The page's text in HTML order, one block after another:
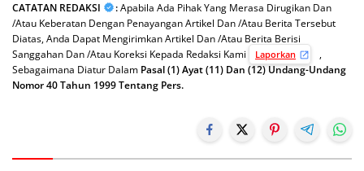
CATATAN REDAKSI :Apabila Ada Pihak Yang Merasa Dirugikan Dan
/Atau Keberatan Dengan Penayangan Artikel Dan /Atau Berita Tersebut
Diatas, Anda Dapat Mengirimkan Artikel Dan /Atau Berita Berisi
Sanggahan Dan /Atau Koreksi Kepada Redaksi Kami
Laporkan
,
Sebagaimana Diatur Dalam Pasal (1) Ayat (11) Dan (12) Undang-Undang
Nomor 40 Tahun 1999 Tentang Pers.